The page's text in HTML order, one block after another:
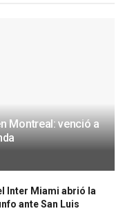
Montreal: venció a
Inter Miami abrió la
ante San Luis